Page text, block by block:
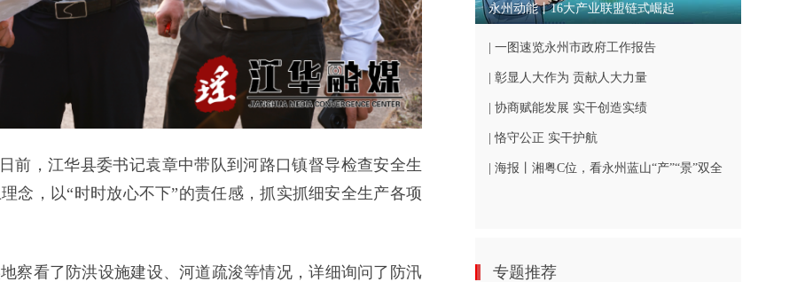
前，江华县委书记袁章中带队到河路口镇督导检查安全生
念，以“时时放心不下”的责任感，抓实抓细安全生产各项
察看了防洪设施建设、河道疏浚等情况，详细询问了防汛
永州动能丨16大产业联盟链式崛起
| 一图速览永州市政府工作报告
| 彰显人大作为 贡献人大力量
| 协商赋能发展 实干创造实绩
| 恪守公正 实干护航
| 海报丨湘粤C位，看永州蓝山“产”“景”双全
专题推荐